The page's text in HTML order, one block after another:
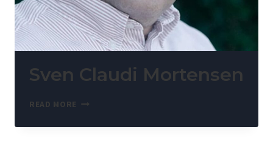
Sven Claudi Mortensen
READ MORE